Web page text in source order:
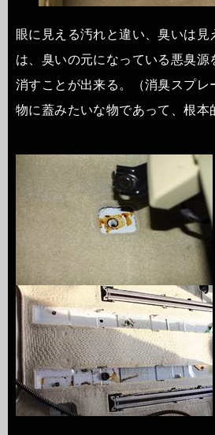
眼に見える汚れと違い、臭いは見
は、臭いの元になっている悪臭源
消すことが出来る。（消臭スプレ
物に蓋みたいな物であって、根本